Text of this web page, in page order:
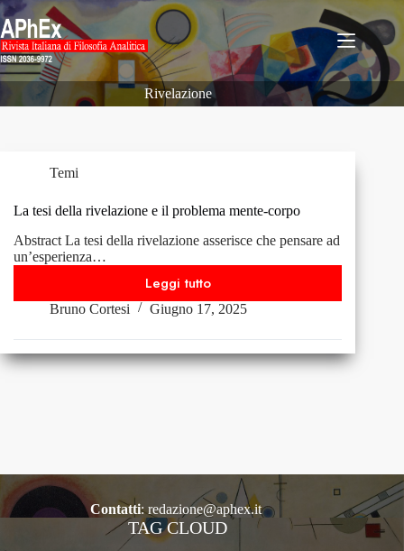
Salta
al
contenuto
Rivelazione
Temi
La tesi della rivelazione e il problema mente-corpo
Abstract La tesi della rivelazione asserisce che pensare ad
un’esperienza…
Leggi tutto
La
tesi
rivelazione
e
Bruno Cortesi Giugno 17, 2025
Contatti:redazione@aphex.it
TAG CLOUD